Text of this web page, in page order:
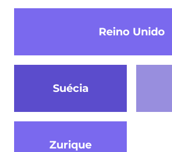
Reino Unido
Suécia
Zurique